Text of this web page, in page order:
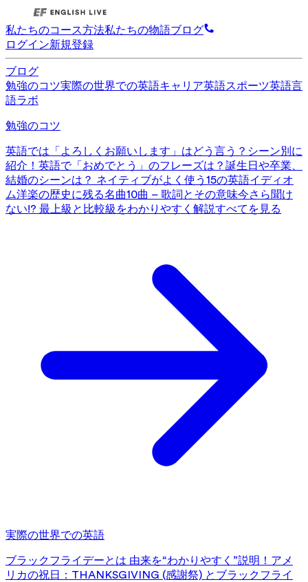
私たちのコース方法私たちの物語ブログ
ログイン新規登録
ブログ
勉強のコツ実際の世界での英語キャリア英語スポーツ英語言
語ラボ
勉強のコツ
英語では「よろしくお願いします」はどう言う？シーン別に
紹介！ 英語で「おめでとう」のフレーズは？誕生日や卒業、
結婚のシーンは？ ネイティブがよく使う15の英語イディオ
ム洋楽の歴史に残る名曲10曲 – 歌詞とその意味今さら聞け
ない!? 最上級と比較級をわかりやすく解説すべてを見る
実際の世界での英語
ブラックフライデーとは 由来を“わかりやすく”説明！ アメ
リカの祝日：THANKSGIVING (感謝祭) とブラックフライ